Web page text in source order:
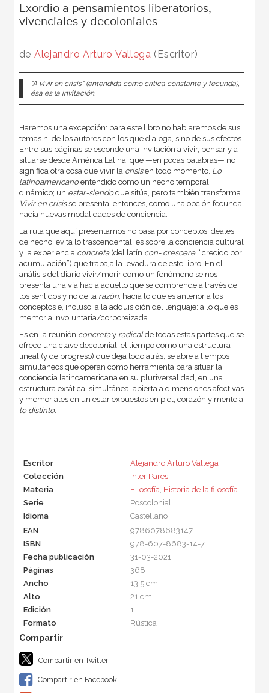
Exordio a pensamientos liberatorios,
vivenciales y decoloniales
de Alejandro Arturo Vallega (Escritor)
"A vivir en crisis" (entendida como crítica constante y fecunda),
ésa es la invitación.
Haremos una excepción: para este libro no hablaremos de sus
temas ni de los autores con los que dialoga, sino de sus efectos.
Entre sus páginas se esconde una invitación a vivir, pensar y a
situarse desde América Latina, que —en pocas palabras— no
significa otra cosa que vivir la crisisen todo momento. Lo
latinoamericanoentendido como un hecho temporal,
dinámico; un estar-siendoque sitúa, pero también transforma.
Vivir en crisisse presenta, entonces, como una opción fecunda
hacia nuevas modalidades de conciencia.
La ruta que aquí presentamos no pasa por conceptos ideales;
de hecho, evita lo trascendental: es sobre la conciencia cultural
y la experiencia concreta(del latín con- crescere, “crecido por
acumulación”) que trabaja la levadura de este libro. En el
análisis del diario vivir/morir como un fenómeno se nos
presenta una vía hacia aquello que se comprende a través de
los sentidos y no de la razón; hacia lo que es anterior a los
conceptos e, incluso, a la adquisición del lenguaje: a lo que es
memoria involuntaria/corporeizada.
Es en la reunión concretay radicalde todas estas partes que se
ofrece una clave decolonial: el tiempo como una estructura
lineal (y de progreso) que deja todo atrás, se abre a tiempos
simultáneos que operan como herramienta para situar la
conciencia latinoamericana en su pluriversalidad, en una
estructura extática, simultánea, abierta a dimensiones afectivas
y memoriales en un estar expuestos en piel, corazón y mente a
lo distinto.
Escritor
Alejandro Arturo Vallega
Colección
Inter Pares
Materia
Filosofía Historia de la filosofía
Serie
Poscolonial
Idioma
Castellano
EAN
9786078683147
ISBN
978-607-8683-14-7
Fecha publicación
31-03-2021
Páginas
368
Ancho
13,5 cm
Alto
21 cm
Edición
1
Formato
Rústica
Compartir en Twitter
Compartir en Facebook